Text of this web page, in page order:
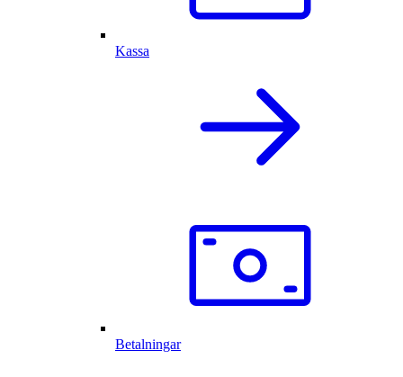
Kassa
Betalningar